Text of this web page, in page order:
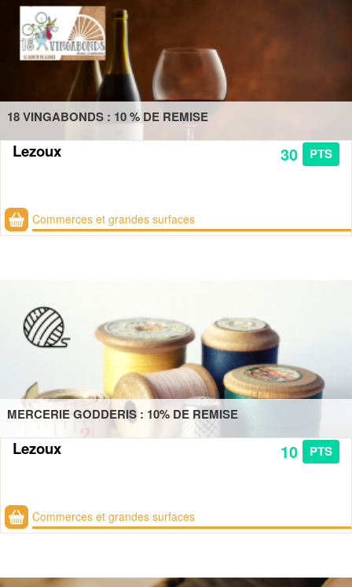
18 VINGABONDS : 10 % DE REMISE
Lezoux 30 PTS
Commerces et grandes surfaces
MERCERIE GODDERIS : 10% DE REMISE
Lezoux 10 PTS
Commerces et grandes surfaces